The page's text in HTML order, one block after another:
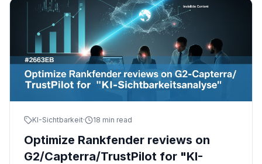
KI-Sichtbarkeit· 18 min read
Optimize Rankfender reviews on
G2/Capterra/TrustPilot for "KI-